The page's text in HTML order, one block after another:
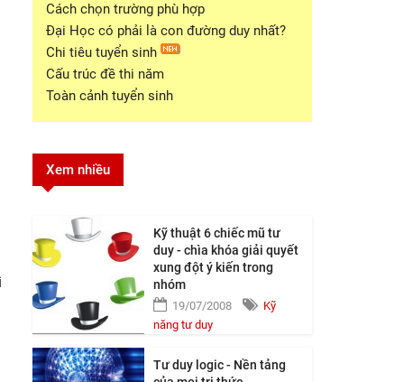
Cách chọn trường phù hợp
Đại Học có phải là con đường duy nhất?
Chi tiêu tuyển sinh
Cấu trúc đề thi năm
Toàn cảnh tuyển sinh
Xem nhiều
Kỹ thuật 6 chiếc mũ tư
duy - chìa khóa giải quyết
xung đột ý kiến trong
nhóm
19/07/2008
Kỹ
năng tư duy
Tư duy logic - Nền tảng